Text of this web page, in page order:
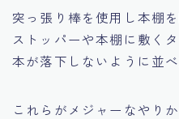
突っ張り棒を使用し本棚
ストッパーや本棚に敷く
本が落下しないように並
これらがメジャーなやり